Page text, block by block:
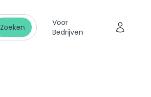
Zoeken
Voor
Bedrijven